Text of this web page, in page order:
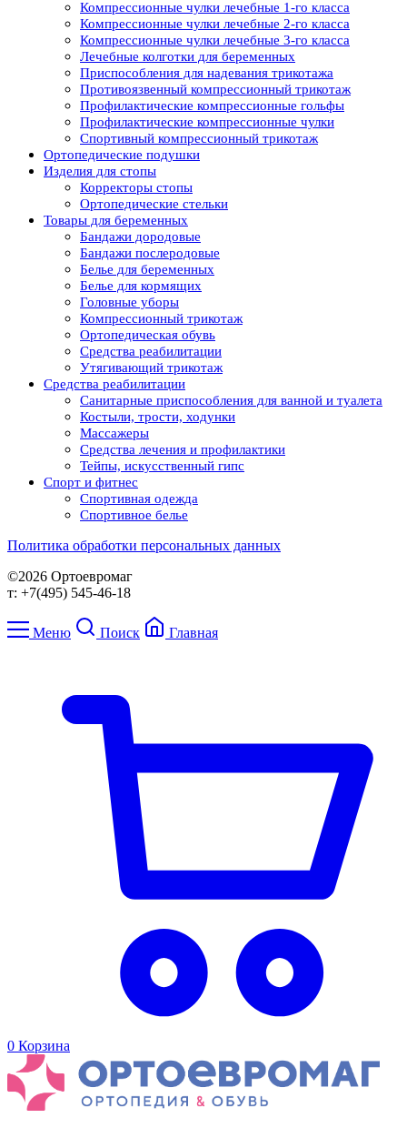
Компрессионные чулки лечебные 1-го класса
Компрессионные чулки лечебные 2-го класса
Компрессионные чулки лечебные 3-го класса
Лечебные колготки для беременных
Приспособления для надевания трикотажа
Противоязвенный компрессионный трикотаж
Профилактические компрессионные гольфы
Профилактические компрессионные чулки
Спортивный компрессионный трикотаж
Ортопедические подушки
Изделия для стопы
Корректоры стопы
Ортопедические стельки
Товары для беременных
Бандажи дородовые
Бандажи послеродовые
Белье для беременных
Белье для кормящих
Головные уборы
Компрессионный трикотаж
Ортопедическая обувь
Средства реабилитации
Утягивающий трикотаж
Средства реабилитации
Cанитарные приспособления для ванной и туалета
Костыли, трости, ходунки
Массажеры
Средства лечения и профилактики
Тейпы, искусственный гипс
Спорт и фитнес
Спортивная одежда
Спортивное белье
Политика обработки персональных данных
©2026 Ортоевромаг
т: +7(495) 545-46-18
Меню Поиск Главная
0 Корзина